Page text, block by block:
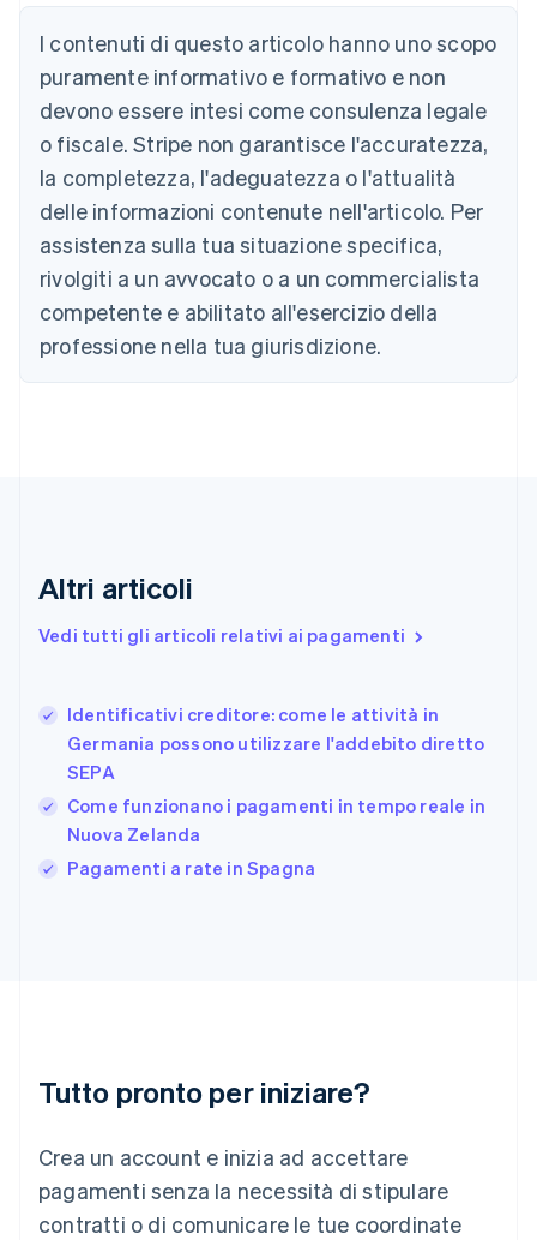
I contenuti di questo articolo hanno uno scopo
puramente informativo e formativo e non
devono essere intesi come consulenza legale
o fiscale. Stripe non garantisce l'accuratezza,
la completezza, l'adeguatezza o l'attualità
delle informazioni contenute nell'articolo. Per
assistenza sulla tua situazione specifica,
rivolgiti a un avvocato o a un commercialista
competente e abilitato all'esercizio della
professione nella tua giurisdizione.
Altri articoli
Vedi tutti gli articoli relativi ai pagamenti
Identificativi creditore: come le attività in
Germania possono utilizzare l'addebito diretto
SEPA
Come funzionano i pagamenti in tempo reale in
Nuova Zelanda
Pagamenti a rate in Spagna
Tutto pronto per iniziare?
Crea un account e inizia ad accettare
pagamenti senza la necessità di stipulare
contratti o di comunicare le tue coordinate
English
Austria
Deutsch English
Belgio
NederlandsFrançaisDeutschEnglish
PortuguêsEnglish
Bulgaria
English
Canada
English Français
Cina continentale
Cipro
English
EnglishSvenska
FrançaisEnglish
Giappone
日本語English
Gibilterra
Grecia
English
India
English
Lituania
Lussemburgo
Deutsch English
Malaysia
English 简体中文